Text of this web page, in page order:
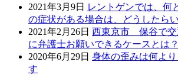
2021年3月9日 レントゲンでは、何
の症状がある場合は、どうしたら
2021年2月26日 西東京市 保谷で交
に弁護士お願いできるケースとは？
2020年6月29日 身体の歪みは何よ
す